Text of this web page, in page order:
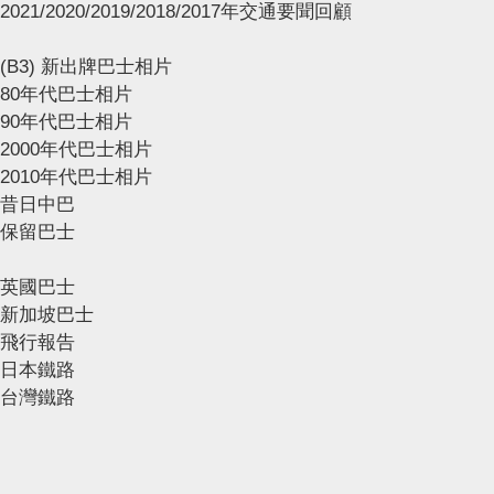
2021/2020/2019/2018/2017年交通要聞回顧
(B3) 新出牌巴士相片
80年代巴士相片
90年代巴士相片
2000年代巴士相片
2010年代巴士相片
昔日中巴
保留巴士
英國巴士
新加坡巴士
飛行報告
日本鐵路
台灣鐵路